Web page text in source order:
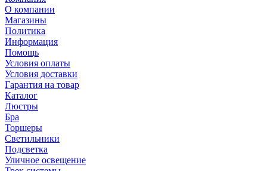
О компании
Магазины
Политика
Информация
Помощь
Условия оплаты
Условия доставки
Гарантия на товар
Каталог
Люстры
Бра
Торшеры
Светильники
Подсветка
Уличное освещение